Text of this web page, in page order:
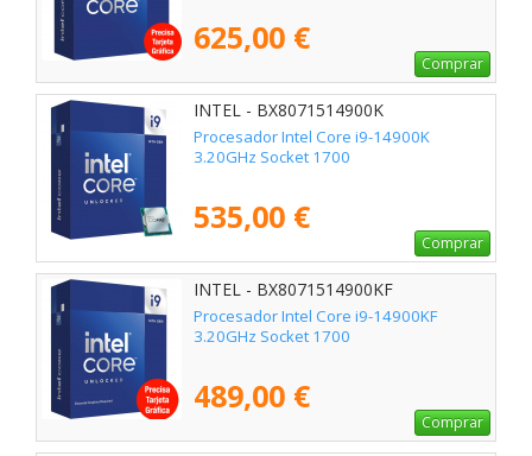
625,00 €
Comprar
INTEL - BX8071514900K
Procesador Intel Core i9-14900K
3.20GHz Socket 1700
535,00 €
Comprar
INTEL - BX8071514900KF
Procesador Intel Core i9-14900KF
3.20GHz Socket 1700
489,00 €
Comprar